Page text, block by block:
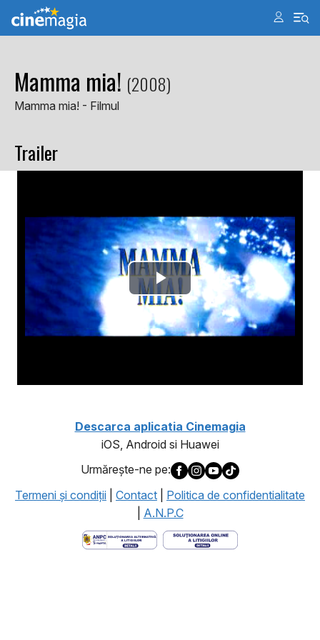
Mamma mia! (2008)
Mamma mia! - Filmul
Trailer
Descarca aplicatia Cinemagia
iOS, Android si Huawei
Urmăreşte-ne pe:
Termeni şi condiţii
Contact
Politica de confidentialitate
A.N.P.C